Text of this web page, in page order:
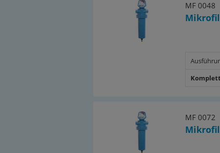
MF 0048
MF 0072